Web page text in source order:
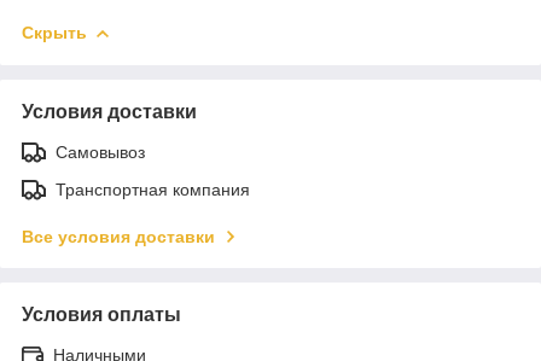
Скрыть
Условия доставки
Самовывоз
Транспортная компания
Все условия доставки
Условия оплаты
Наличными